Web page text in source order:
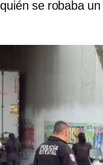
se robaba